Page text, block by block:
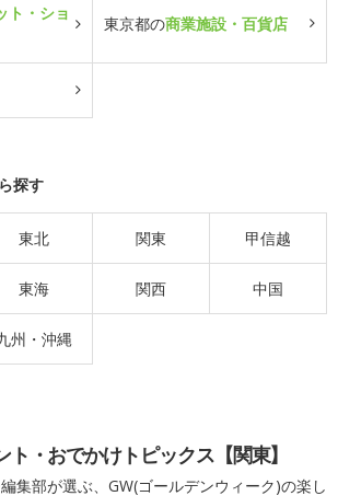
ト・ショ
東京都の商業施設・百貨店
探す
東北 関東 甲信越
東海 関西 中国
州・沖縄
ト・おでかけトピックス【関東】
集部が選ぶ、GW(ゴールデンウィーク)の楽し